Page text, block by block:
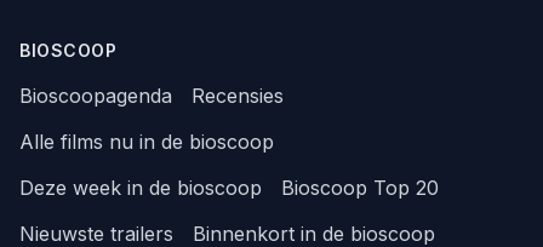
BIOSCOOP
Bioscoopagenda
Recensies
Alle films nu in de bioscoop
Deze week in de bioscoop
Bioscoop Top 20
Nieuwste trailers
Binnenkort in de bioscoop